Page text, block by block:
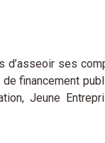
d’asseoir ses
financement
Jeune